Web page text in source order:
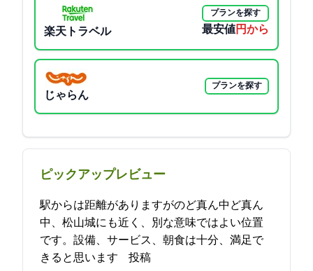
楽天トラベル
プランを探す
最安値3100円から
じゃらん
プランを探す
ピックアップレビュー
駅からは距離がありますがのど真ん中ど真ん
中、松山城にも近く、別な意味ではよい位置
です。設備、サービス、朝食は十分、満足で
きると思います 2021-11-12 22:19:08投稿